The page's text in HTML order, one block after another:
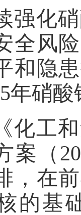
强化
全风
和隐
年硝酸
化工
案（
，在
的基